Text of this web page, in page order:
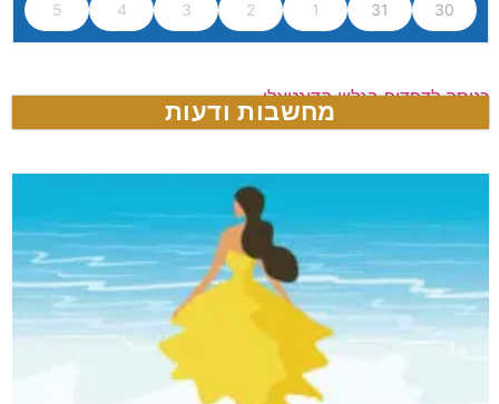
30
31
1
2
3
4
5
כניסה לדפדוף בגליון הדיגטאלי
מחשבות ודעות